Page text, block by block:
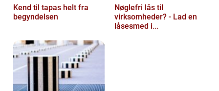
Kend til tapas helt fra
begyndelsen
Nøglefri lås til
virksomheder? - Lad en
låsesmed i...